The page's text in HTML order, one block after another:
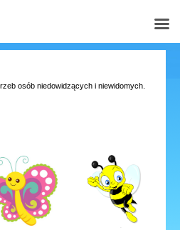
osób niedowidzących i niewidomych.